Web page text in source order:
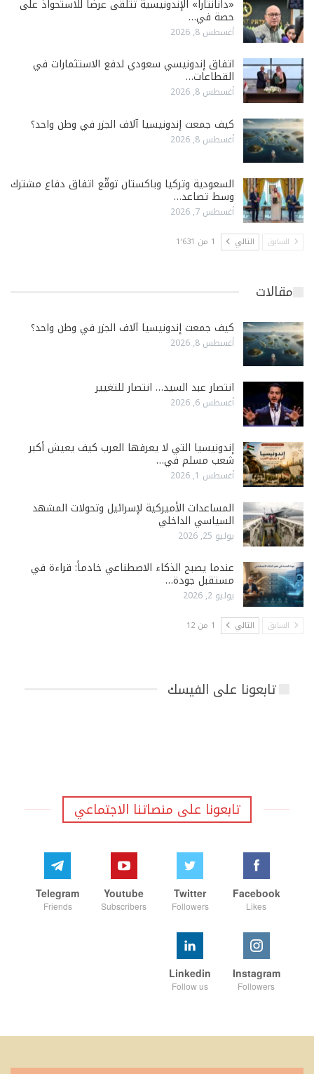
«دانانتارا» الإندونيسية تتلقى عرضاً للاستحواذ على
حصة في…
أغسطس 8, 2026
اتفاق إندونيسي سعودي لدفع الاستثمارات في
القطاعات…
أغسطس 8, 2026
كيف جمعت إندونيسيا آلاف الجزر في وطن واحد؟
أغسطس 8, 2026
السعودية وتركيا وباكستان توقّع اتفاق دفاع مشترك
وسط تصاعد…
أغسطس 7, 2026
السابق التالي 1 من 1٬631
مقالات
كيف جمعت إندونيسيا آلاف الجزر في وطن واحد؟
أغسطس 8, 2026
انتصار عبد السيد… انتصار للتغيير
أغسطس 6, 2026
إندونيسيا التي لا يعرفها العرب كيف يعيش أكبر
شعب مسلم في…
أغسطس 1, 2026
المساعدات الأميركية لإسرائيل وتحولات المشهد
السياسي الداخلي
يوليو 25, 2026
عندما يصبح الذكاء الاصطناعي خادماً: قراءة في
مستقبل جودة…
يوليو 2, 2026
السابق التالي 1 من 12
تابعونا على الفيسك
تابعونا على منصاتنا الاجتماعي
Facebook
Likes
Twitter
Followers
Youtube
Subscribers
Telegram
Friends
Instagram
Followers
Linkedin
Follow us